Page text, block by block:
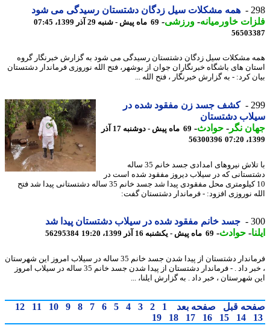
همه مشکلات سیل زدگان دشتستان رسیدگی می شود
خاورمیانه-ورزشی-69 ماه پیش - شنبه 29 آذر 1399، 07:45
مشکلات سیل زدگان دشتستان رسیدگی می شود به گزارش خبرنگار گروه
های باشگاه خبرنگاران جوان از بوشهر، فتح الله نوروزی فرماندار دشتستان
کرد: - به گزارش خبرنگار ، فتح الله ...
کشف جسد زن مفقود شده در
دشتستان
نگر -حوادث -
69 ماه پیش - دوشنبه 17 آذر
56300396
با تلاش نیروهای امدادی جسد خانم 35 ساله
که در سیلاب دیروز مفقود شده است در
10 کیلومتری محل مفقودی پیدا شد جسد خانم 35 ساله دشتستانی پیدا شد فتح
نوروزی افزود: - فرماندار دشتستان گفت:
جسد خانم مفقود شده در سیلاب دشتستان پیدا شد
-حوادث -69 ماه پیش - یکشنبه 16 آذر 1399، 19:20 56295384
فرماندار دشتستان از پیدا شدن جسد خانم 35 ساله در سیلاب امروز این شهرستان
، خبر داد . - فرماندار دشتستان از پیدا شدن جسد خانم 35 ساله در سیلاب امروز
شهرستان ، خبر داد . به گزارش ایلنا، ...
قبل صفحه بعد 1
2
3
4
5
6
7
8
9
10
11
12
14
15
16
17
18
19